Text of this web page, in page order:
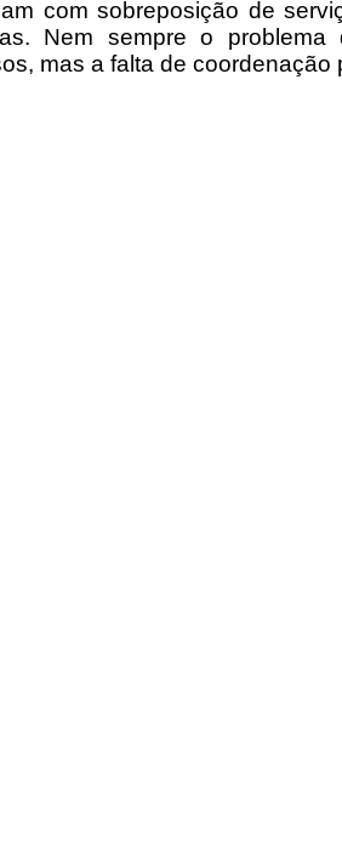
com sobreposição de
Nem sempre o
mas a falta de coordenação